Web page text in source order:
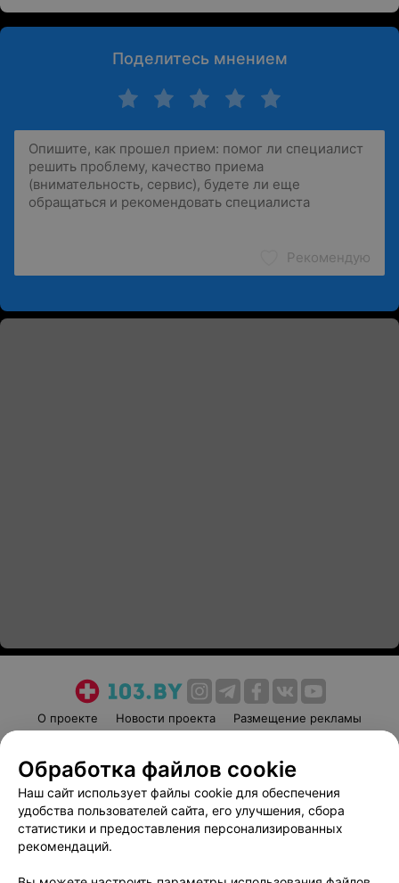
Поделитесь мнением
Рекомендую
О проекте Новости проекта
Размещение рекламы
Пользовательское соглашение
Способы оплаты
Вакансии
Партнеры
Написать руководителю 103.by
Обработка файлов cookie
Наш сайт использует файлы cookie для обеспечения
удобства пользователей сайта, его улучшения, сбора
статистики и предоставления персонализированных
рекомендаций.